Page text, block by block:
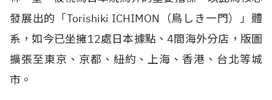
發展出的「Torishiki ICHIMON （鳥しき一門）」體
系，如今已坐擁12處日本據點、4間海外分店，版圖
擴張至東京、京都、紐約、上海、香港、台北等城
市。